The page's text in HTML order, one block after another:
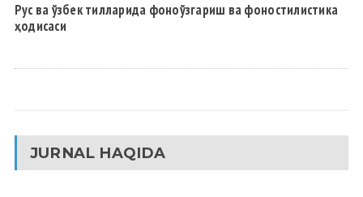
Рус ва ўзбек тилларида фоноўзгариш ва фоностилистика
ҳодисаси
JURNAL HAQIDA